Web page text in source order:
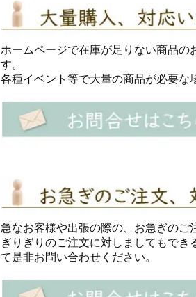
ホームページで在庫が足りない商品の
す。
各種イベント等で大量の商品が必要な
急なお客様や出張の際の、お急ぎのご
ぎりぎりのご注文に対しましてもで
て是非お問い合わせください。